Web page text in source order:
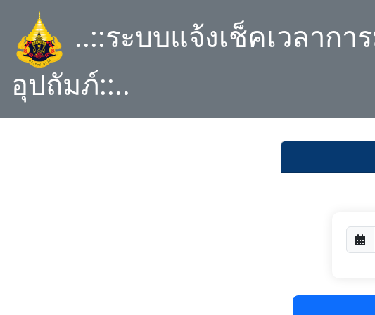
..::ระบบแจ้งเช็คเวลากา
อุปถัมภ์::..